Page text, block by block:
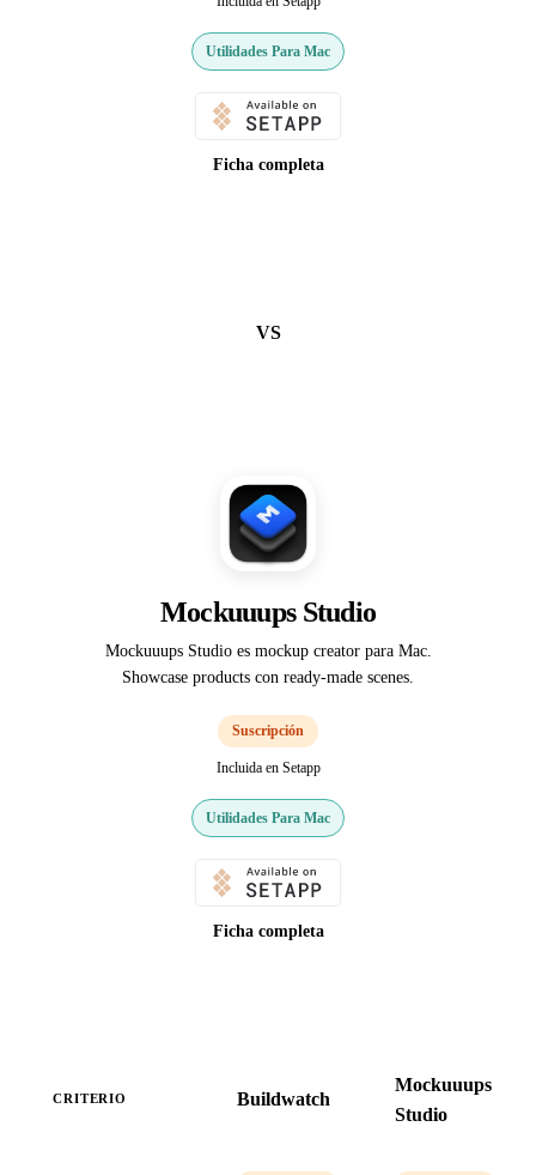
Utilidades Para Mac
Ficha completa
VS
Mockuuups Studio
Mockuuups Studio es mockup creator para Mac.
Showcase products con ready-made scenes.
Suscripción
Incluida en Setapp
Utilidades Para Mac
Ficha completa
CRITERIO Buildwatch
Mockuuups
Studio